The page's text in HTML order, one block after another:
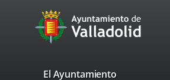
Portal
Web
valladolid.es
El Ayuntamiento